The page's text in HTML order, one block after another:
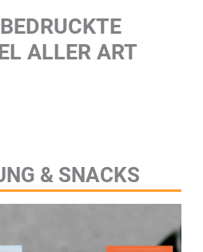
ALLER ART
& SNACKS